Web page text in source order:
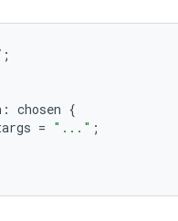
: chosen {
= "..." ;